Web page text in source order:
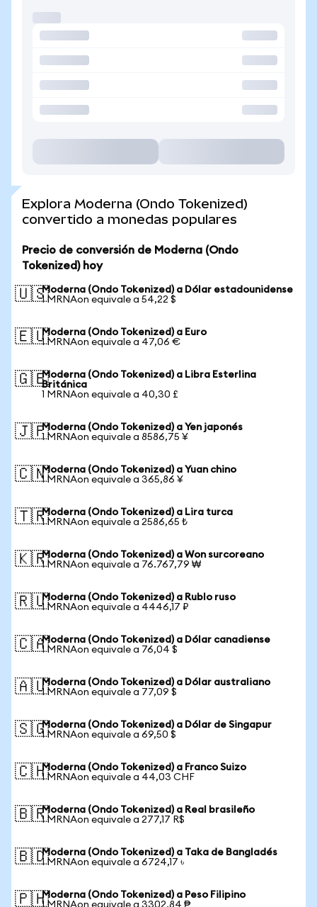
Explora Moderna (Ondo Tokenized)
convertido a monedas populares
Precio de conversión de Moderna (Ondo
Tokenized) hoy
🇺🇸Moderna (Ondo Tokenized) a Dólar estadounidense
1 MRNAon equivale a 54,22 $
🇪🇺Moderna (Ondo Tokenized) a Euro
1 MRNAon equivale a 47,06 €
🇬🇧Moderna (Ondo Tokenized) a Libra Esterlina
Británica
1 MRNAon equivale a 40,30 £
🇯🇵Moderna (Ondo Tokenized) a Yen japonés
1 MRNAon equivale a 8586,75 ¥
🇨🇳Moderna (Ondo Tokenized) a Yuan chino
1 MRNAon equivale a 365,86 ¥
🇹🇷Moderna (Ondo Tokenized) a Lira turca
1 MRNAon equivale a 2586,65 ₺
🇰🇷Moderna (Ondo Tokenized) a Won surcoreano
1 MRNAon equivale a 76.767,79 ₩
🇷🇺Moderna (Ondo Tokenized) a Rublo ruso
1 MRNAon equivale a 4446,17 ₽
🇨🇦Moderna (Ondo Tokenized) a Dólar canadiense
1 MRNAon equivale a 76,04 $
🇦🇺Moderna (Ondo Tokenized) a Dólar australiano
1 MRNAon equivale a 77,09 $
🇸🇬Moderna (Ondo Tokenized) a Dólar de Singapur
1 MRNAon equivale a 69,50 $
🇨🇭Moderna (Ondo Tokenized) a Franco Suizo
1 MRNAon equivale a 44,03 CHF
🇧🇷Moderna (Ondo Tokenized) a Real brasileño
1 MRNAon equivale a 277,17 R$
🇧🇩Moderna (Ondo Tokenized) a Taka de Bangladés
1 MRNAon equivale a 6724,17 ৳
🇵🇭Moderna (Ondo Tokenized) a Peso Filipino
1 MRNAon equivale a 3302,84 ₱